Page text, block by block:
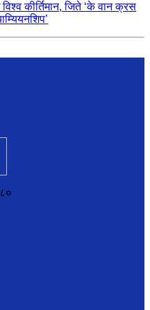
कीर्तिमान, जिते ‘के वान क्रस